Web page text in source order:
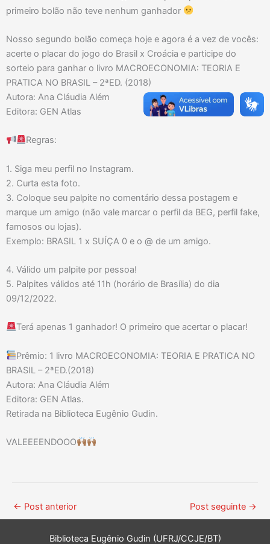
primeiro bolão não teve nenhum ganhador
Nosso segundo bolão começa hoje e agora é a vez de vocês:
acerte o placar do jogo do Brasil x Croácia e participe do
sorteio para ganhar o livro MACROECONOMIA: TEORIA E
PRATICA NO BRASIL – 2ªED. (2018)
Autora: Ana Cláudia Além
Editora: GEN Atlas
Regras:
1. Siga meu perfil no Instagram.
2. Curta esta foto.
3. Coloque seu palpite no comentário dessa postagem e
marque um amigo (não vale marcar o perfil da BEG, perfil fake,
famosos ou lojas).
Exemplo: BRASIL 1 x SUÍÇA 0 e o @ de um amigo.
4. Válido um palpite por pessoa!
5. Palpites válidos até 11h (horário de Brasília) do dia
09/12/2022.
Terá apenas 1 ganhador! O primeiro que acertar o placar!
Prêmio: 1 livro MACROECONOMIA: TEORIA E PRATICA NO
BRASIL – 2ªED.(2018)
Autora: Ana Cláudia Além
Editora: GEN Atlas.
Retirada na Biblioteca Eugênio Gudin.
VALEEEENDOOO
← Post anterior Post seguinte →
Biblioteca Eugênio Gudin (UFRJ/CCJE/BT)